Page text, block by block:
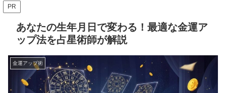
PR
あなたの生年月日で変わる！最適な金運ア
ップ法を占星術師が解説
金運アップ術